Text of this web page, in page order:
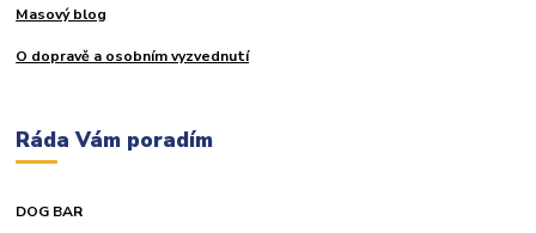
Masový blog
O dopravě a osobním vyzvednutí
Ráda Vám poradím
DOG BAR